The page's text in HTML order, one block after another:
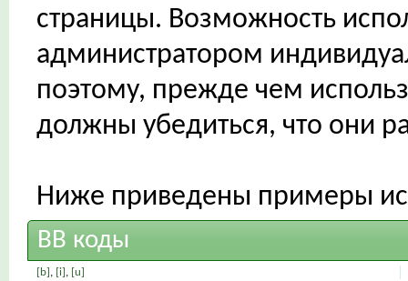
страницы. Возможность
администратором
поэтому, прежде чем
должны убедиться, что они
Ниже приведены примеры
BB коды
[b] , [i] , [u]